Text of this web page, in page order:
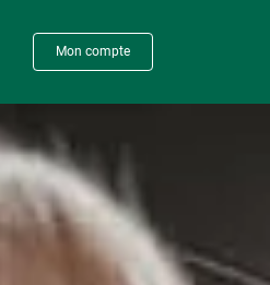
Mon compte